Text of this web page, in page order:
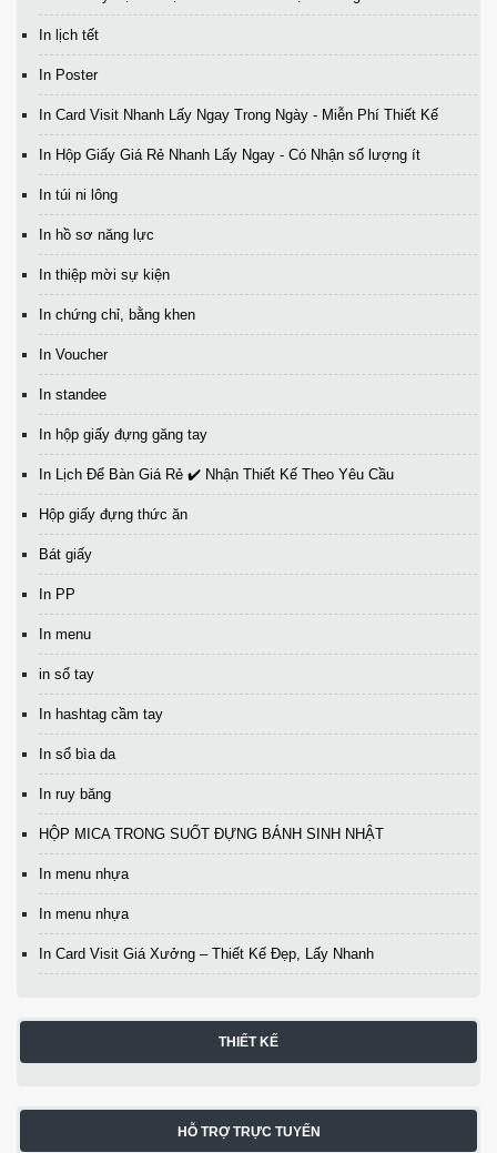
In lịch tết
In Poster
In Card Visit Nhanh Lấy Ngay Trong Ngày - Miễn Phí Thiết Kế
In Hộp Giấy Giá Rẻ Nhanh Lấy Ngay - Có Nhận số lượng ít
In túi ni lông
In hồ sơ năng lực
In thiệp mời sự kiện
In chứng chỉ, bằng khen
In Voucher
In standee
In hộp giấy đựng găng tay
In Lịch Để Bàn Giá Rẻ ✔️ Nhận Thiết Kế Theo Yêu Cầu
Hộp giấy đựng thức ăn
Bát giấy
In PP
In menu
in sổ tay
In hashtag cầm tay
In sổ bìa da
In ruy băng
HỘP MICA TRONG SUỐT ĐỰNG BÁNH SINH NHẬT
In menu nhựa
In menu nhựa
In Card Visit Giá Xưởng – Thiết Kế Đẹp, Lấy Nhanh
THIẾT KẾ
HỖ TRỢ TRỰC TUYẾN